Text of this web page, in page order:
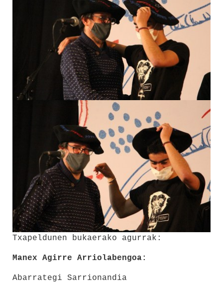
Txapeldunen bukaerako agurrak:
Manex Agirre Arriolabengoa:
Abarrategi Sarrionandia